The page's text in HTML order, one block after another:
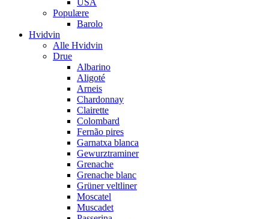
Populære
Barolo
Hvidvin
Alle Hvidvin
Drue
Albarino
Aligoté
Arneis
Chardonnay
Clairette
Colombard
Fernão pires
Garnatxa blanca
Gewurztraminer
Grenache
Grenache blanc
Grüner veltliner
Moscatel
Muscadet